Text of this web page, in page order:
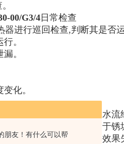
朋友！有什么可以帮
00/G3/4 日常检查
进行巡回检查,判断其是否运
。
。
化。
和酸式碳酸盐。当冷却水流
属腐蚀，形成铁锈。由于
时会堵塞管子，使换热效